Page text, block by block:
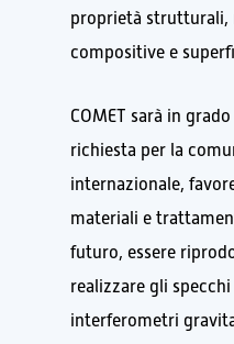
proprietà strutturali,
compositive e
COMET sarà in
richiesta per la
internazionale,
materiali e
futuro, essere
realizzare gli
interferometri